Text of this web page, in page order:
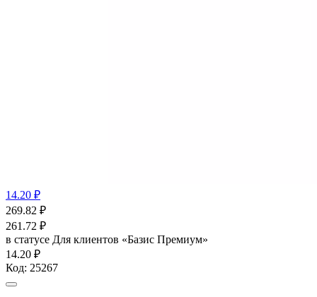
14.20 ₽
269.82 ₽
261.72 ₽
в статусе Для клиентов «Базис Премиум»
14.20 ₽
Код: 25267